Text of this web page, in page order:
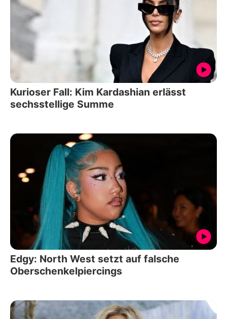
Kurioser Fall: Kim Kardashian erlässt
sechsstellige Summe
Edgy: North West setzt auf falsche
Oberschenkelpiercings